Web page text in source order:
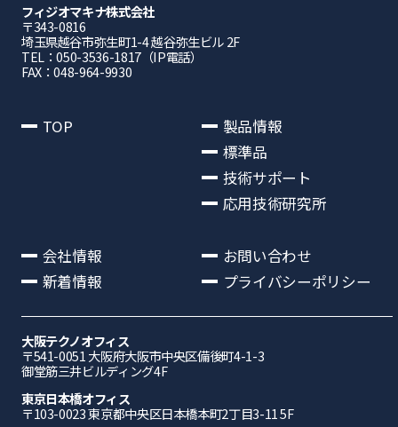
フィジオマキナ株式会社
〒343-0816
埼⽟県越⾕市弥⽣町1-4 越⾕弥⽣ビル 2F
TEL：050-3536-1817（IP電話）
FAX：048-964-9930
TOP
製品情報
標準品
技術サポート
応用技術研究所
会社情報
新着情報
お問い合わせ
プライバシーポリシー
大阪テクノオフィス
〒541-0051 ⼤阪府⼤阪市中央区備後町4-1-3
御堂筋三井ビルディング4F
東京日本橋オフィス
〒103-0023 東京都中央区日本橋本町2丁目3-11 5F